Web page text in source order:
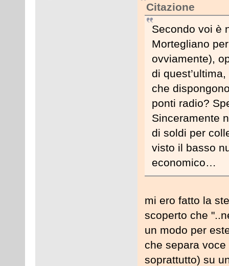
Citazione
Secondo voi è
Mortegliano
ovviamente),
di
che
ponti radio?
Sinceramente
di soldi per
visto il basso
economico…
mi ero fatto la
scoperto che
un modo per
che separa
soprattutto) su